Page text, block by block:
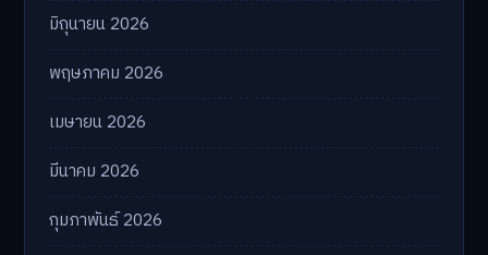
มิถุนายน 2026
พฤษภาคม 2026
เมษายน 2026
มีนาคม 2026
กุมภาพันธ์ 2026